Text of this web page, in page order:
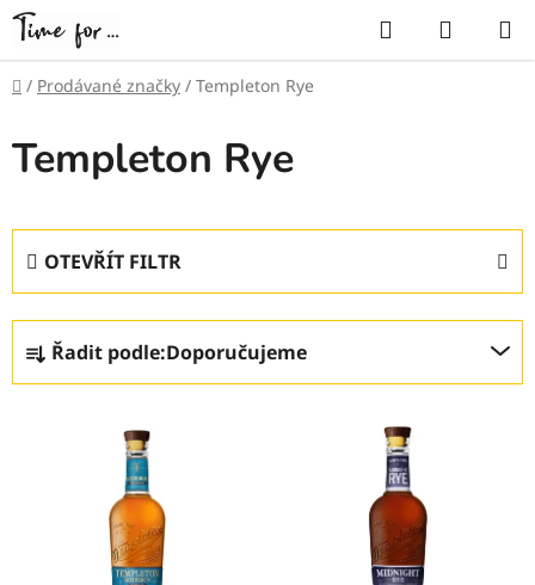
Přejít
obsah
Hledat
KOŠÍK
Domů
/ Prodávané značky / Templeton Rye
Templeton Rye
OTEVŘÍT FILTR
Ř
z
Řadit podle:Doporučujeme